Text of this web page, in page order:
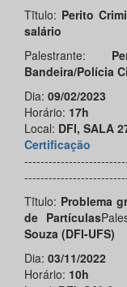
Tĩtulo: Perito
salário
Palestrante:
Bandeira/Polícia
Dia: 09/02/2023
Horário: 17h
Local: DFI, SALA
Certificação
Tĩtulo: Problema
de Partículas
Souza (DFI-UFS)
Dia: 03/11/2022
Horário: 10h